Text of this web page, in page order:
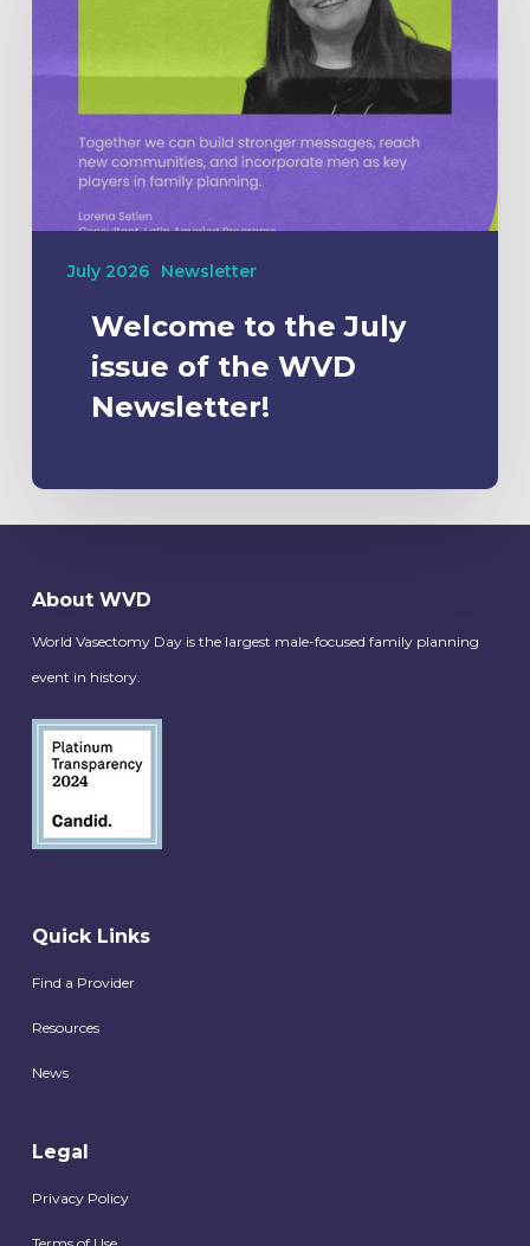
July 2026 Newsletter
Welcome to the July
issue of the WVD
Newsletter!
About WVD
World Vasectomy Day is the largest male-focused family planning
event in history.
Quick Links
Find a Provider
Resources
News
Legal
Privacy Policy